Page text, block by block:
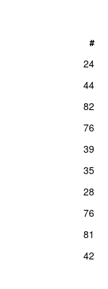
#
24
44
82
76
39
35
28
76
81
42